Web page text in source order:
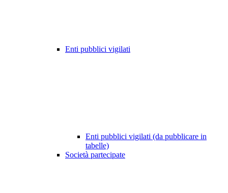
Enti pubblici vigilati
Enti pubblici vigilati (da pubblicare in
tabelle)
Società partecipate